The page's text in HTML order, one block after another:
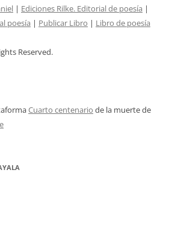
| Ediciones Rilke. Editorial de poesía |
poesía | Publicar Libro | Libro de poesía
Reserved.
Cuarto centenario de la muerte de